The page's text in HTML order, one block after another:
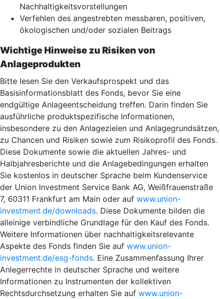
Nachhaltigkeitsvorstellungen
Verfehlen des angestrebten messbaren, positiven,
ökologischen und/oder sozialen Beitrags
Wichtige Hinweise zu Risiken von
Anlageprodukten
Bitte lesen Sie den Verkaufsprospekt und das
Basisinformationsblatt des Fonds, bevor Sie eine
endgültige Anlageentscheidung treffen. Darin finden Sie
ausführliche produktspezifische Informationen,
insbesondere zu den Anlagezielen und Anlagegrundsätzen,
zu Chancen und Risiken sowie zum Risikoprofil des Fonds.
Diese Dokumente sowie die aktuellen Jahres- und
Halbjahresberichte und die Anlagebedingungen erhalten
Sie kostenlos in deutscher Sprache beim Kundenservice
der Union Investment Service Bank AG, Weißfrauenstraße
7, 60311 Frankfurt am Main oder auf www.union-
investment.de/downloads. Diese Dokumente bilden die
alleinige verbindliche Grundlage für den Kauf des Fonds.
Weitere Informationen über nachhaltigkeitsrelevante
Aspekte des Fonds finden Sie auf www.union-
investment.de/esg-fonds. Eine Zusammenfassung Ihrer
Anlegerrechte in deutscher Sprache und weitere
Informationen zu Instrumenten der kollektiven
Rechtsdurchsetzung erhalten Sie auf www.union-